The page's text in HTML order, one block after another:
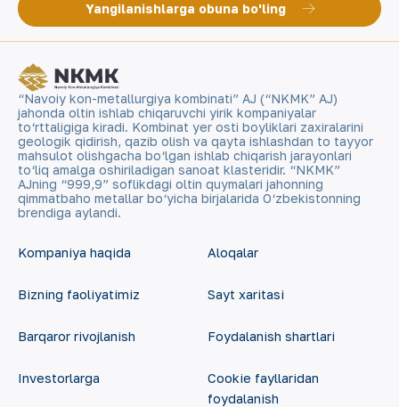
Yangilanishlarga obuna bo'ling
“Navoiy kon-metallurgiya kombinati” AJ (“NKMK” AJ)
jahonda oltin ishlab chiqaruvchi yirik kompaniyalar
to‘rttaligiga kiradi. Kombinat yer osti boyliklari zaxiralarini
geologik qidirish, qazib olish va qayta ishlashdan to tayyor
mahsulot olishgacha bo‘lgan ishlab chiqarish jarayonlari
to‘liq amalga oshiriladigan sanoat klasteridir. “NKMK”
AJning “999,9” soflikdagi oltin quymalari jahonning
qimmatbaho metallar bo‘yicha birjalarida O‘zbekistonning
brendiga aylandi.
Kompaniya haqida
Bizning faoliyatimiz
Barqaror rivojlanish
Investorlarga
Aloqalar
Sayt xaritasi
Foydalanish shartlari
Cookie fayllaridan
foydalanish